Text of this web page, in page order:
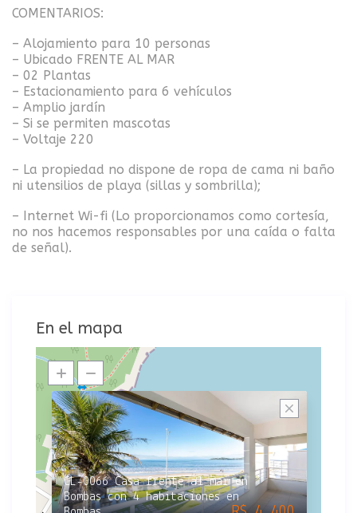
COMENTARIOS:
– Alojamiento para 10 personas
– Ubicado FRENTE AL MAR
– 02 Plantas
– Estacionamiento para 6 vehículos
– Amplio jardín
– Si se permiten mascotas
– Voltaje 220
– La propiedad no dispone de ropa de cama ni baño
ni utensilios de playa (sillas y sombrilla);
– Internet Wi-fi (Lo proporcionamos como cortesía,
no nos hacemos responsables por una caída o falta
de señal).
En el mapa
CL-0066 Casa frente al mar en
Bombas con 4 habitaciones en